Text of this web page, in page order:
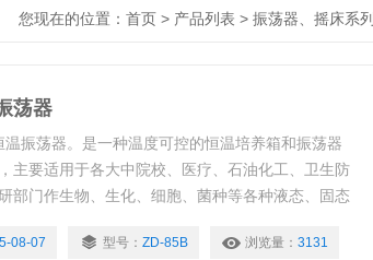
您现在的位置： 首页 > 产品列表 > 振荡器、摇床系列
荡器
振荡器。是一种温度可控的恒温培养箱和振荡器
主要适用于各大中院校、医疗、石油化工、卫生防
部门作生物、生化、细胞、菌种等各种液态、固态
08-07 型号： ZD-85B 浏览量： 3131